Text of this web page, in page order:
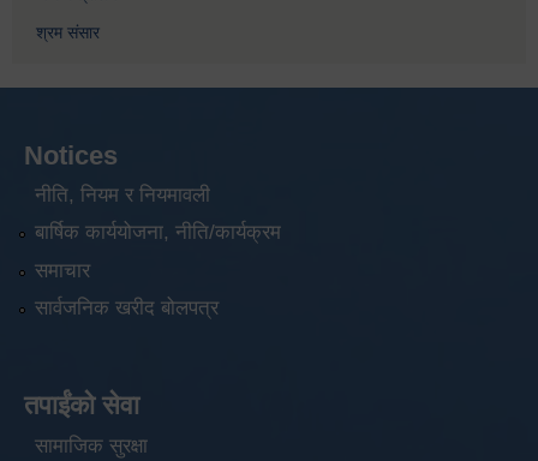
श्रम संसार
Notices
नीति, नियम र नियमावली
बार्षिक कार्ययोजना, नीति/कार्यक्रम
समाचार
सार्वजनिक खरीद बोलपत्र
तपाईंको सेवा
सामाजिक सुरक्षा